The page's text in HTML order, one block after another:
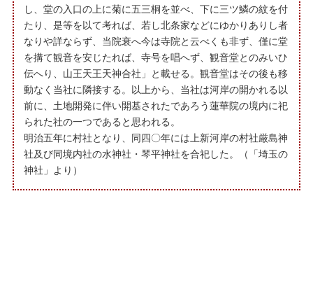
し、堂の入口の上に菊に五三桐を並べ、下に三ツ鱗の紋を付
たり、是等を以て考れば、若し北条家などにゆかりありし者
なりや詳ならず、当院衰へ今は寺院と云べくも非ず、僅に堂
を搆て観音を安じたれば、寺号を唱へず、観音堂とのみいひ
伝へり、山王天王天神合社」と載せる。観音堂はその後も移
動なく当社に隣接する。以上から、当社は河岸の開かれる以
前に、土地開発に伴い開基されたであろう蓮華院の境内に祀
られた社の一つであると思われる。
明治五年に村社となり、同四〇年には上新河岸の村社厳島神
社及び同境内社の水神社・琴平神社を合祀した。（「埼玉の
神社」より）